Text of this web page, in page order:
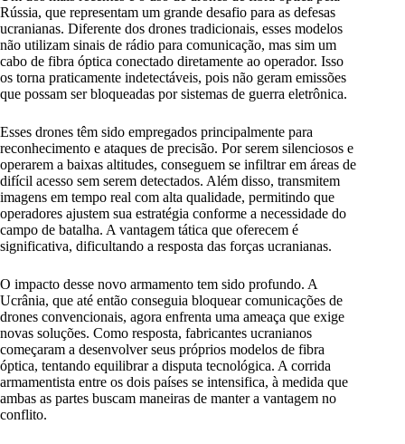
Rússia, que representam um grande desafio para as defesas
ucranianas. Diferente dos drones tradicionais, esses modelos
não utilizam sinais de rádio para comunicação, mas sim um
cabo de fibra óptica conectado diretamente ao operador. Isso
os torna praticamente indetectáveis, pois não geram emissões
que possam ser bloqueadas por sistemas de guerra eletrônica.
Esses drones têm sido empregados principalmente para
reconhecimento e ataques de precisão. Por serem silenciosos e
operarem a baixas altitudes, conseguem se infiltrar em áreas de
difícil acesso sem serem detectados. Além disso, transmitem
imagens em tempo real com alta qualidade, permitindo que
operadores ajustem sua estratégia conforme a necessidade do
campo de batalha. A vantagem tática que oferecem é
significativa, dificultando a resposta das forças ucranianas.
O impacto desse novo armamento tem sido profundo. A
Ucrânia, que até então conseguia bloquear comunicações de
drones convencionais, agora enfrenta uma ameaça que exige
novas soluções. Como resposta, fabricantes ucranianos
começaram a desenvolver seus próprios modelos de fibra
óptica, tentando equilibrar a disputa tecnológica. A corrida
armamentista entre os dois países se intensifica, à medida que
ambas as partes buscam maneiras de manter a vantagem no
conflito.